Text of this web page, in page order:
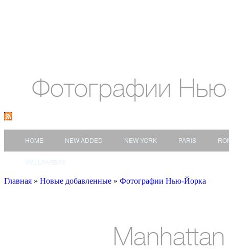
Фотографии
HOME NEW ADDED NEW YORK PARIS
Главная » Новые добавленные » Фотографии Нью-Йорка
Manhattan